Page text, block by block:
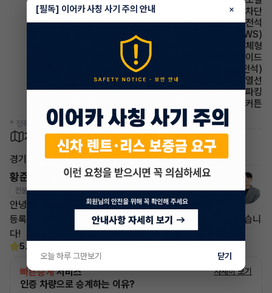
윈드실드(앞유리) 자외선 차단
에어백 운전석
주행안전 차선이탈경보(LDWS)
사이드미러 방향지시등 일체형
에어백 사이드
시트 메모리시트(운전석)
사이드미러 열선
파킹 전자식 파킹
에어백 커튼
* 정확한 정보는 판매자와 반드시 확인하시기 바랍니다.
차량 위치
경기 안양시 동안구 평촌동
황준영 매니저
전문교육수료 자격인증완료
안녕하세요. 이어카 승계전문가 황준영입니다.
등록해 주시는 차량 쉽고 빠르게 승계 할 수 있도록 도와드리겠습니
다!
5.0
빠른승계서비스
인증 차량으로 승계하는 이유?
자세히 보기
[필독] 이어카 사칭 사기 주의 안내 ×
오늘 하루 그만보기 닫기